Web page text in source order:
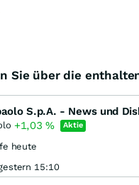
Out-Suche
Zertifikate-Suche
Sie über die
S.p.A. - News und
+1,03% Aktie
heute
15:10